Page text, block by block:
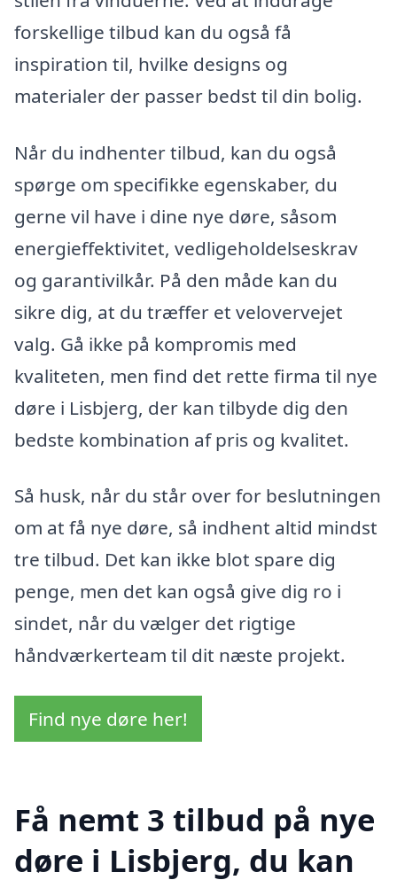
forskellige tilbud kan du også få
inspiration til, hvilke designs og
materialer der passer bedst til din bolig.
Når du indhenter tilbud, kan du også
spørge om specifikke egenskaber, du
gerne vil have i dine nye døre, såsom
energieffektivitet, vedligeholdelseskrav
og garantivilkår. På den måde kan du
sikre dig, at du træffer et velovervejet
valg. Gå ikke på kompromis med
kvaliteten, men find det rette firma til nye
døre i Lisbjerg, der kan tilbyde dig den
bedste kombination af pris og kvalitet.
Så husk, når du står over for beslutningen
om at få nye døre, så indhent altid mindst
tre tilbud. Det kan ikke blot spare dig
penge, men det kan også give dig ro i
sindet, når du vælger det rigtige
håndværkerteam til dit næste projekt.
Find nye døre her!
Få nemt 3 tilbud på nye
døre i Lisbjerg, du kan